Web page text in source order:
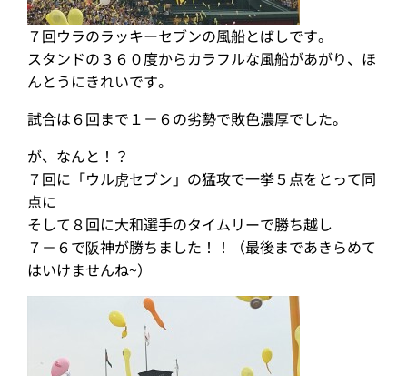
７回ウラのラッキーセブンの風船とばしです。
スタンドの３６０度からカラフルな風船があがり、ほ
んとうにきれいです。
試合は６回まで１－６の劣勢で敗色濃厚でした。
が、なんと！？
７回に「ウル虎セブン」の猛攻で一挙５点をとって同
点に
そして８回に大和選手のタイムリーで勝ち越し
７－６で阪神が勝ちました！！（最後まであきらめて
はいけませんね~）